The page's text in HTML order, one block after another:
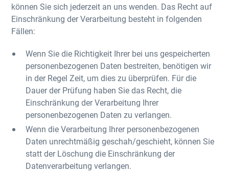
können Sie sich jederzeit an uns wenden. Das Recht auf
Einschränkung der Verarbeitung besteht in folgenden
Fällen:
Wenn Sie die Richtigkeit Ihrer bei uns gespeicherten
personenbezogenen Daten bestreiten, benötigen wir
in der Regel Zeit, um dies zu überprüfen. Für die
Dauer der Prüfung haben Sie das Recht, die
Einschränkung der Verarbeitung Ihrer
personenbezogenen Daten zu verlangen.
Wenn die Verarbeitung Ihrer personenbezogenen
Daten unrechtmäßig geschah/geschieht, können Sie
statt der Löschung die Einschränkung der
Datenverarbeitung verlangen.